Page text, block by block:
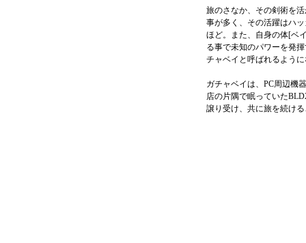
旅のさなか、その剣術を
事が多く、その活躍はハ
ほど。また、自身の体[ベ
る事で未知のパワーを発
チャベイと呼ばれるよう
ガチャベイは、PC周辺機
店の片隅で眠っていた
譲り受け、共に旅を続け